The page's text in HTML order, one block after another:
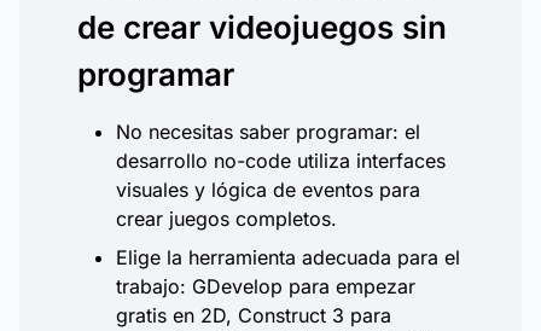
de crear videojuegos sin
programar
No necesitas saber programar: el
desarrollo no-code utiliza interfaces
visuales y lógica de eventos para
crear juegos completos.
Elige la herramienta adecuada para el
trabajo: GDevelop para empezar
gratis en 2D, Construct 3 para